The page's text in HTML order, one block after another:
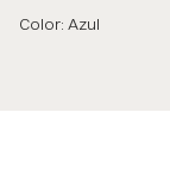
Color: Azul